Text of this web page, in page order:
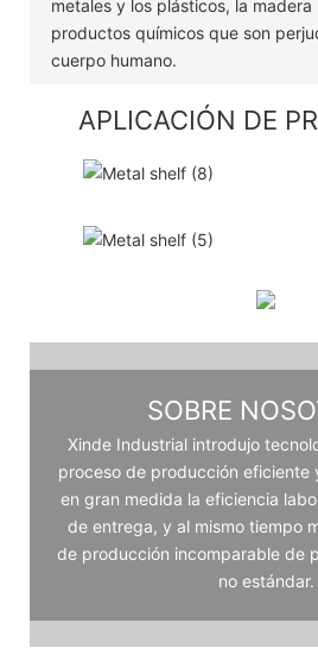
metales y los plásticos, la madera
productos químicos que son
cuerpo humano.
APLICACIÓN DE
SOBRE
Xinde Industrial introdujo
proceso de producción eficiente
en gran medida la eficiencia
de entrega, y al mismo tiempo
de producción incomparable de
no estándar.